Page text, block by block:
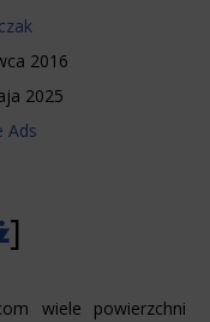
2016
2025
Ads
wiele powierzchni